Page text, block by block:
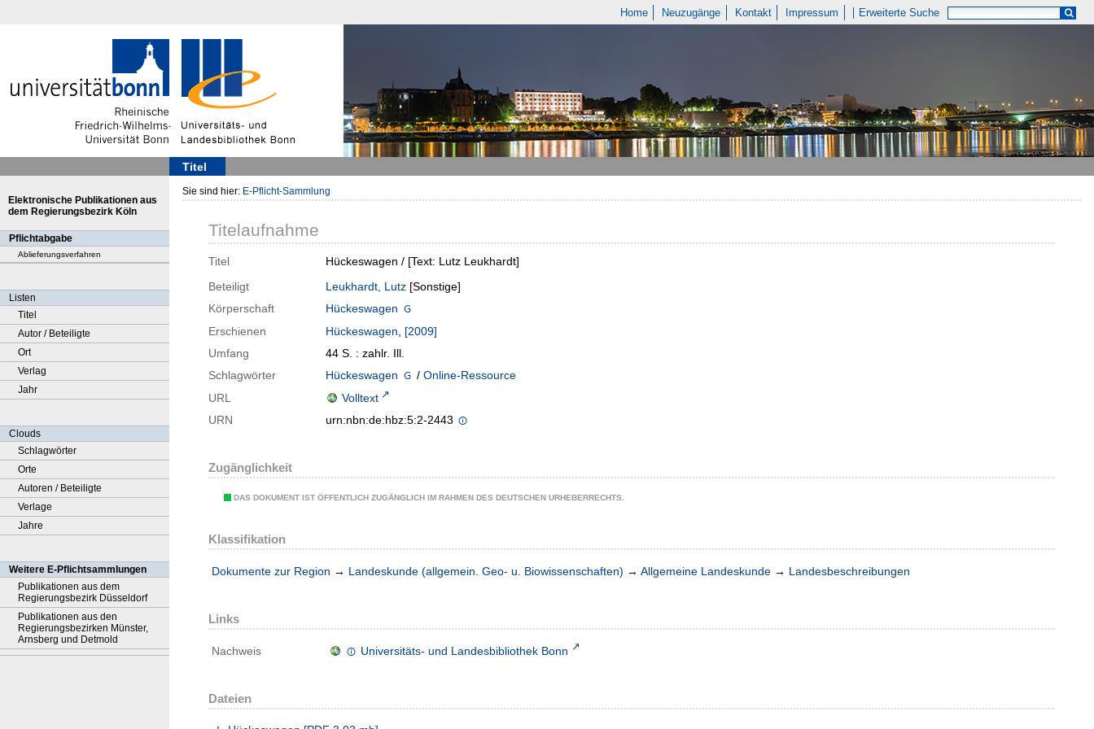
Home Neuzugänge Kontakt Impressum Erweiterte Suche
Titel
Elektronische Publikationen aus
dem Regierungsbezirk Köln
Pflichtabgabe
Ablieferungsverfahren
Listen
Titel
Autor / Beteiligte
Ort
Verlag
Jahr
Clouds
Schlagwörter
Orte
Autoren / Beteiligte
Verlage
Jahre
Weitere E-Pflichtsammlungen
Publikationen aus dem
Regierungsbezirk Düsseldorf
Publikationen aus den
Regierungsbezirken Münster,
Arnsberg und Detmold
Sie sind hier: E-Pflicht-Sammlung
Titelaufnahme
Titel
Hückeswagen / [Text: Lutz Leukhardt]
Beteiligt
Leukhardt, Lutz [Sonstige]
Körperschaft
Hückeswagen
Erschienen
Hückeswagen, [2009]
Umfang
44 S. : zahlr. Ill.
Schlagwörter
Hückeswagen / Online-Ressource
URL
Volltext
URN
urn:nbn:de:hbz:5:2-2443
Zugänglichkeit
DAS DOKUMENT IST ÖFFENTLICH ZUGÄNGLICH IM RAHMEN DES DEUTSCHEN URHEBERRECHTS.
Klassifikation
Dokumente zur Region → Landeskunde (allgemein. Geo- u. Biowissenschaften) → Allgemeine Landeskunde → Landesbeschreibungen
Links
Nachweis Universitäts- und Landesbibliothek Bonn
Dateien